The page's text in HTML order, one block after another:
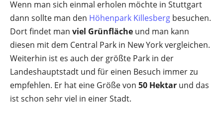
Wenn man sich einmal erholen möchte in Stuttgart
dann sollte man den Höhenpark Killesberg besuchen.
Dort findet man viel Grünfläche und man kann
diesen mit dem Central Park in New York vergleichen.
Weiterhin ist es auch der größte Park in der
Landeshauptstadt und für einen Besuch immer zu
empfehlen. Er hat eine Größe von 50 Hektar und das
ist schon sehr viel in einer Stadt.